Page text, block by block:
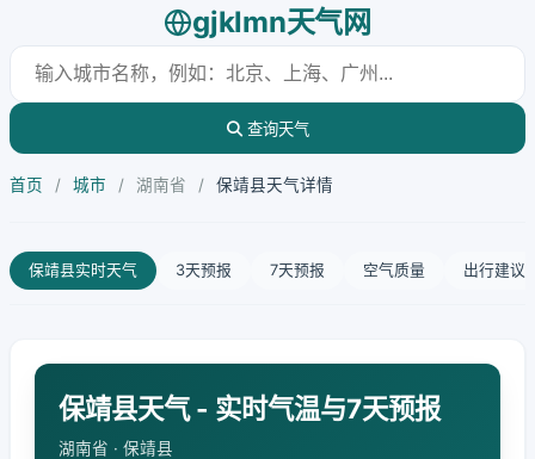
gjklmn天气网
查询天气
首页 / 城市 / 湖南省 / 保靖县天气详情
保靖县实时天气 3天预报 7天预报 空气质量 出行建议
保靖县天气 - 实时气温与7天预报
湖南省 · 保靖县